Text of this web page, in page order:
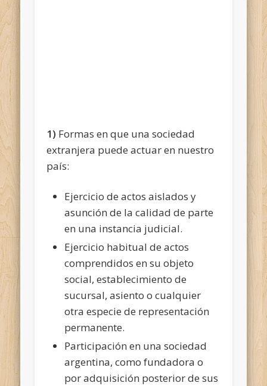
1) Formas en que una sociedad
extranjera puede actuar en nuestro
país:
Ejercicio de actos aislados y
asunción de la calidad de parte
en una instancia judicial.
Ejercicio habitual de actos
comprendidos en su objeto
social, establecimiento de
sucursal, asiento o cualquier
otra especie de representación
permanente.
Participación en una sociedad
argentina, como fundadora o
por adquisición posterior de sus